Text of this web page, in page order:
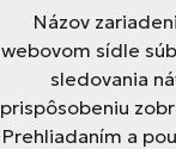
Názov
webovom sídle
sledovania
prispôsobeniu
Prehliadaním a